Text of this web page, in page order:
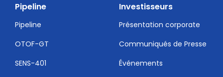
Pipeline
Pipeline
OTOF-GT
SENS-401
Investisseurs
Présentation corporate
Communiqués de Presse
Événements